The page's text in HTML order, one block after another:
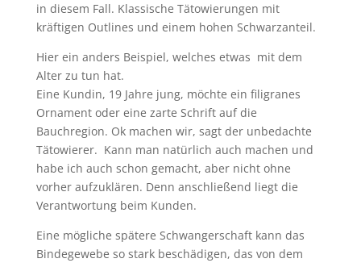
in diesem Fall. Klassische Tätowierungen mit
kräftigen Outlines und einem hohen Schwarzanteil.
Hier ein anders Beispiel, welches etwas mit dem
Alter zu tun hat.
Eine Kundin, 19 Jahre jung, möchte ein filigranes
Ornament oder eine zarte Schrift auf die
Bauchregion. Ok machen wir, sagt der unbedachte
Tätowierer. Kann man natürlich auch machen und
habe ich auch schon gemacht, aber nicht ohne
vorher aufzuklären. Denn anschließend liegt die
Verantwortung beim Kunden.
Eine mögliche spätere Schwangerschaft kann das
Bindegewebe so stark beschädigen, das von dem